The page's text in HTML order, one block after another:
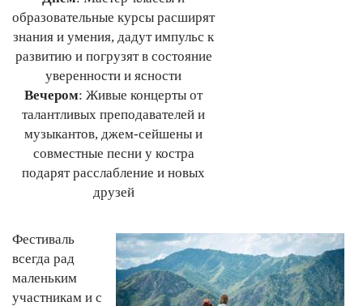
образовательные курсы расширят
знания и умения, дадут импульс к
развитию и погрузят в состояние
уверенности и ясности
Вечером: Живые концерты от
талантливых преподавателей и
музыкантов, джем-сейшены и
совместные песни у костра
подарят расслабление и новых
друзей
Фестиваль
всегда рад
маленьким
участникам и с